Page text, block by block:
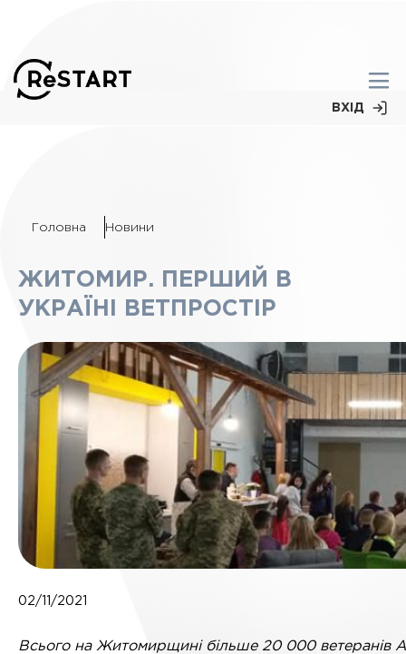
ВХІД
Головна Новини
ЖИТОМИР. ПЕРШИЙ В
УКРАЇНІ ВЕТПРОСТІР
02/11/2021
Всього на Житомирщині більше 20 000